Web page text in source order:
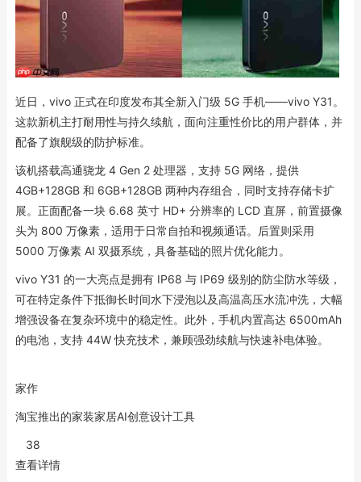
近日，vivo 正式在印度发布其全新入门级 5G 手机——vivo Y31。
这款新机主打耐用性与持久续航，面向注重性价比的用户群体，并
配备了旗舰级的防护标准。
该机搭载高通骁龙 4 Gen 2 处理器，支持 5G 网络，提供
4GB+128GB 和 6GB+128GB 两种内存组合，同时支持存储卡扩
展。正面配备一块 6.68 英寸 HD+ 分辨率的 LCD 直屏，前置摄像
头为 800 万像素，适用于日常自拍和视频通话。后置则采用
5000 万像素 AI 双摄系统，具备基础的照片优化能力。
vivo Y31 的一大亮点是拥有 IP68 与 IP69 级别的防尘防水等级，
可在特定条件下抵御长时间水下浸泡以及高温高压水流冲洗，大幅
增强设备在复杂环境中的稳定性。此外，手机内置高达 6500mAh
的电池，支持 44W 快充技术，兼顾强劲续航与快速补电体验。
家作
淘宝推出的家装家居AI创意设计工具
38
查看详情